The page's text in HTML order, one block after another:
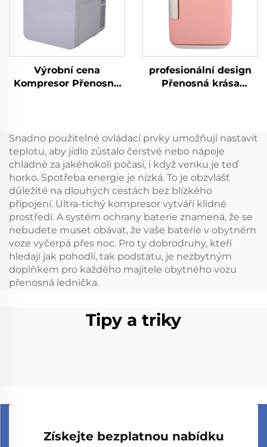
Výrobní cena
Kompresor Přenosná
Autorefrigerátory
Frzzers Lednička
profesionální design
Přenosná krása
bílá Mini přenosná
lednice
Snadno použitelné ovládací prvky umožňují nastavit
teplotu, aby jídlo zůstalo čerstvé nebo nápoje
chladné za jakéhokoli počasí, i když venku je teď
horko. Spotřeba energie je nízká. To je obzvlášť
důležité na dlouhých cestách bez blízkého
připojení. Ultra-tichý kompresor vytváří klidné
prostředí. A systém ochrany baterie znamená, že se
nebudete muset obávat, že vaše baterie v obytném
voze vyčerpá přes noc. Pro ty dobrodruhy, kteří
hledají jak pohodlí, tak podstatu, je nezbytným
doplňkem pro každého majitele obytného vozu
přenosná lednička.
Tipy a triky
Získejte bezplatnou nabídku